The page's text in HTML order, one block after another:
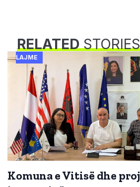
RELATED
LAJME
Komuna e Vitisë dhe